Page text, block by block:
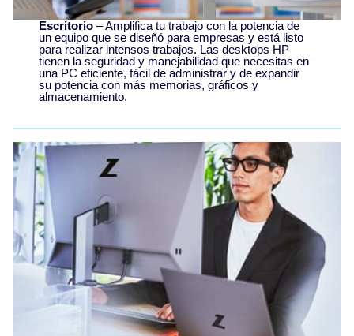
Escritorio – Amplifica tu trabajo con la potencia de
un equipo que se diseñó para empresas y está listo
para realizar intensos trabajos. Las desktops HP
tienen la seguridad y manejabilidad que necesitas en
una PC eficiente, fácil de administrar y de expandir
su potencia con más memorias, gráficos y
almacenamiento.